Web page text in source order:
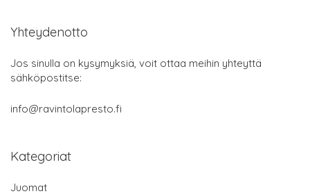
Yhteydenotto
Jos sinulla on kysymyksiä, voit ottaa meihin yhteyttä
sähköpostitse:
info@ravintolapresto.fi
Kategoriat
Juomat